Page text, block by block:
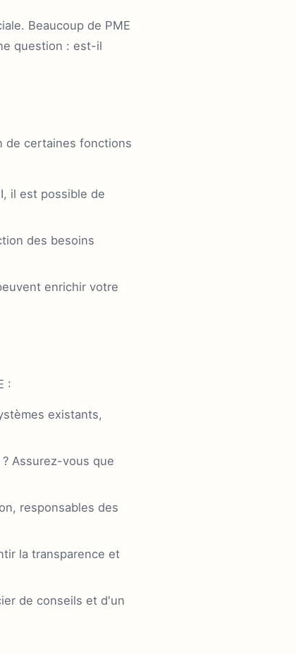
Beaucoup de PME
question : est-il
de certaines fonctions
il est possible de
des besoins
enrichir votre
:
existants,
Assurez-vous que
responsables des
la transparence et
de conseils et d'un